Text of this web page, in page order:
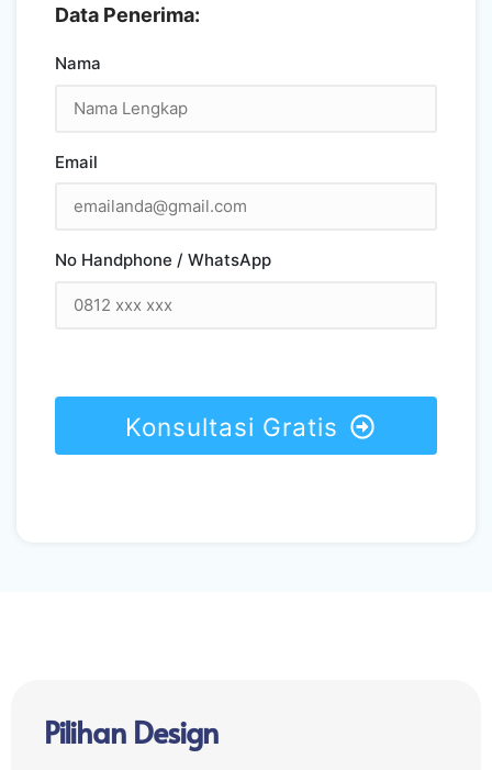
Data Penerima:
Nama
Email
No Handphone / WhatsApp
Konsultasi Gratis
Pilihan Design